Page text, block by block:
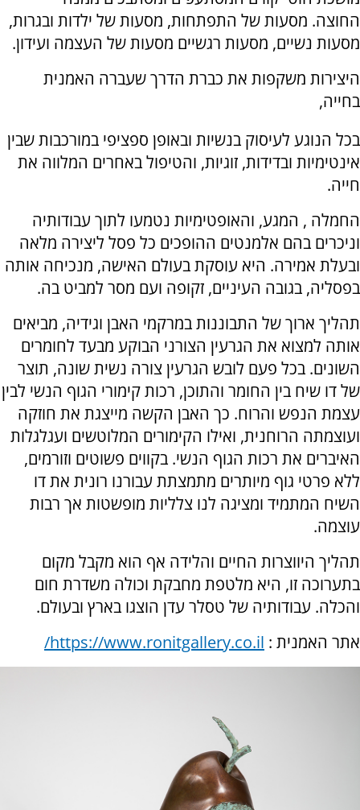
החוצה. מסעות של התפתחות, מסעות של ילדות ובגרות,
מסעות נשיים, מסעות רגשיים מסעות של העצמה ועידון.
היצירות משקפות את כברת הדרך שעברה האמנית
בחייה,
בכל הנוגע לעיסוק בנשיות ובאופן ספציפי במורכבות שבין
אינטימיות ובדידות, זוגיות, והטיפול באחרים המלווה את
חייה.
החמלה , המגע, והאופטימיות נטמעו לתוך עבודותיה
וניכרים בהם אלמנטים ההופכים כל פסל ליצירה מלאה
ובעלת אמירה. היא עוסקת בעולם האישה, מנכיחה אותה
בפסליה, בגובה העיניים, זקופה ועם מסר למביט בה.
תהליך ארוך של התבוננות במרקמי האבן וגידיה, מביאים
אותה למצוא את הגרעין הצורני הבוקע מבעד לחומרים
השונים. בכל פעם לובש הגרעין צורה נשית שונה, תוצר
של דו שיח בין החומר והתוכן, רכות קימורי הגוף הנשי לבין
עצמת הנפש והרוח. כך האבן הקשה מייצגת את חוזקה
ועוצמתה הרוחנית, ואילו הקימורים המלוטשים ועגלגלות
האיברים את רכות הגוף הנשי. בקווים פשוטים וזורמים,
ללא פרטי גוף מיותרים מתמצתת עבורנו רונית את דו
השיח המתמיד ומציגה לנו צלליות מופשטות אך רבות
עוצמה.
תהליך היווצרות החיים והלידה אף הוא מקבל מקום
בתערוכה זו, היא מלטפת מחבקת וכולה משדרת חום
והכלה. עבודותיה של טסלר עדן הוצגו בארץ ובעולם.
אתר האמנית : https://www.ronitgallery.co.il
/